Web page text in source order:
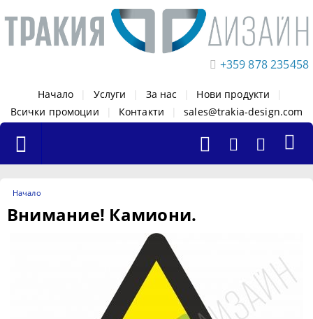
+359 878 235458
Начало Услуги За нас Нови продукти
Всички промоции
Контакти sales@trakia-design.com
Начало
Внимание! Камиони.